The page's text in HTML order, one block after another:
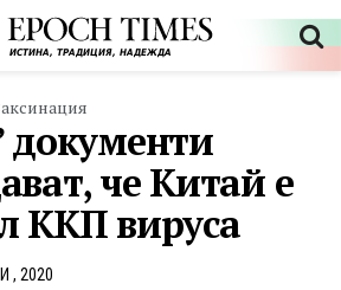
документи
че Китай е
ККП вируса
, 2020